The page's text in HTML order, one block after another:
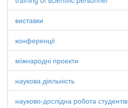
виставки
конференції
міжнародні проекти
наукова діяльність
науково-дослідна робота студентів